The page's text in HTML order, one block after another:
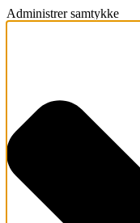
Administrer samtykke